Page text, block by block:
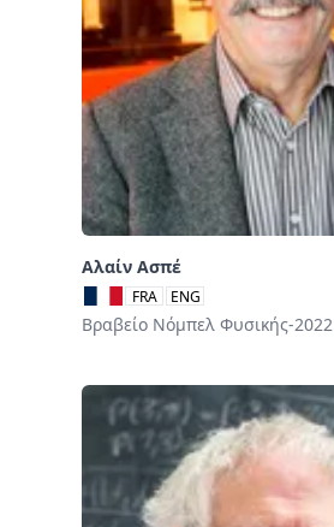
Αλαίν Ασπέ
FRA ENG
Βραβείο Νόμπελ Φυσικής-2022